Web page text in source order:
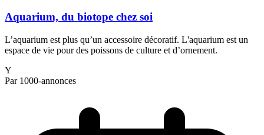
Aquarium, du biotope chez soi
L’aquarium est plus qu’un accessoire décoratif. L'aquarium est un
espace de vie pour des poissons de culture et d’ornement.
Y
Par 1000-annonces